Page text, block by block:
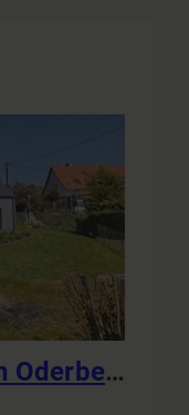
Sonnige Hanglage in Oderberg: Erschlossene Grundstücke ab 377 m² – Naturnah, bebaubar, bauträgerfrei